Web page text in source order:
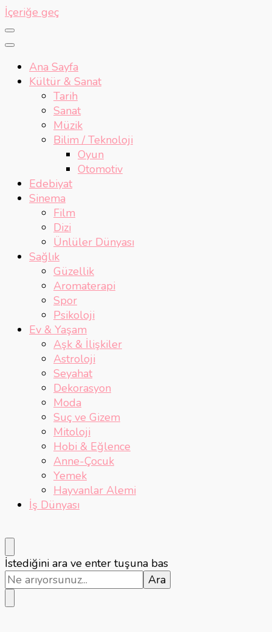
İçeriğe geç
Ana Sayfa
Kültür & Sanat
Tarih
Sanat
Müzik
Bilim / Teknoloji
Oyun
Otomotiv
Edebiyat
Sinema
Film
Dizi
Ünlüler Dünyası
Sağlık
Güzellik
Aromaterapi
Spor
Psikoloji
Ev & Yaşam
Aşk & İlişkiler
Astroloji
Seyahat
Dekorasyon
Moda
Suç ve Gizem
Mitoloji
Hobi & Eğlence
Anne-Çocuk
Yemek
Hayvanlar Alemi
İş Dünyası
Bir
şey
mi
arıyorsunuz?
İstediğini ara ve enter tuşuna bas